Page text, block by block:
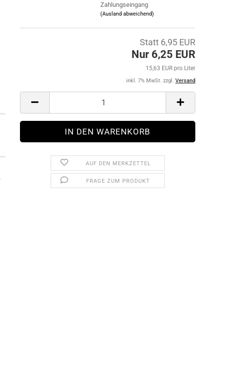
Zahlungseingang
(Ausland abweichend)
Statt 6,95 EUR
Nur 6,25 EUR
15,63 EUR pro Liter
inkl. 7% MwSt. zzgl. Versand
AUF DEN MERKZETTEL
FRAGE ZUM PRODUKT